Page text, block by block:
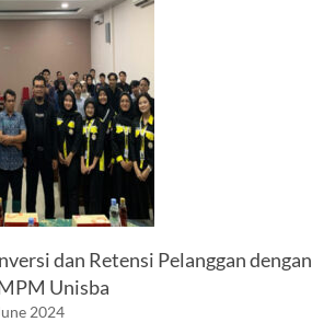
dan Retensi Pelanggan dengan
Unisba
2024